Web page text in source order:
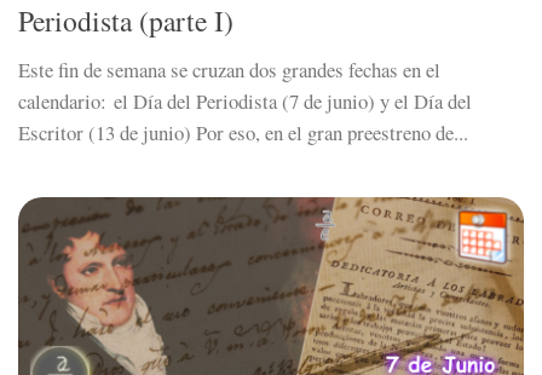
Periodista (parte I)
Este fin de semana se cruzan dos grandes fechas en el
calendario: el Día del Periodista (7 de junio) y el Día del
Escritor (13 de junio) Por eso, en el gran preestreno de...